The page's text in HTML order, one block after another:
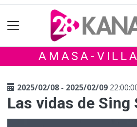
AMASA-
2025/02/08 - 2025/02/09
Las vidas de Sing